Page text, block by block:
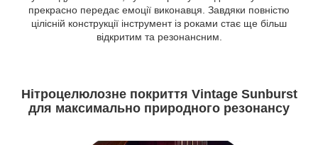
прекрасно передає емоції виконавця. Завдяки повністю
цілісній конструкції інструмент із роками стає ще більш
відкритим та резонансним.
Нітроцелюлозне покриття Vintage Sunburst
для максимально природного резонансу